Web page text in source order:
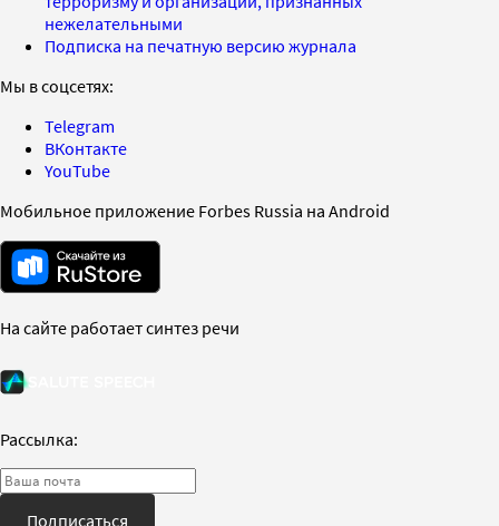
нежелательными
Подписка на печатную версию журнала
Мы в соцсетях:
Telegram
ВКонтакте
YouTube
Мобильное приложение Forbes Russia на Android
На сайте работает синтез речи
Рассылка:
Подписаться